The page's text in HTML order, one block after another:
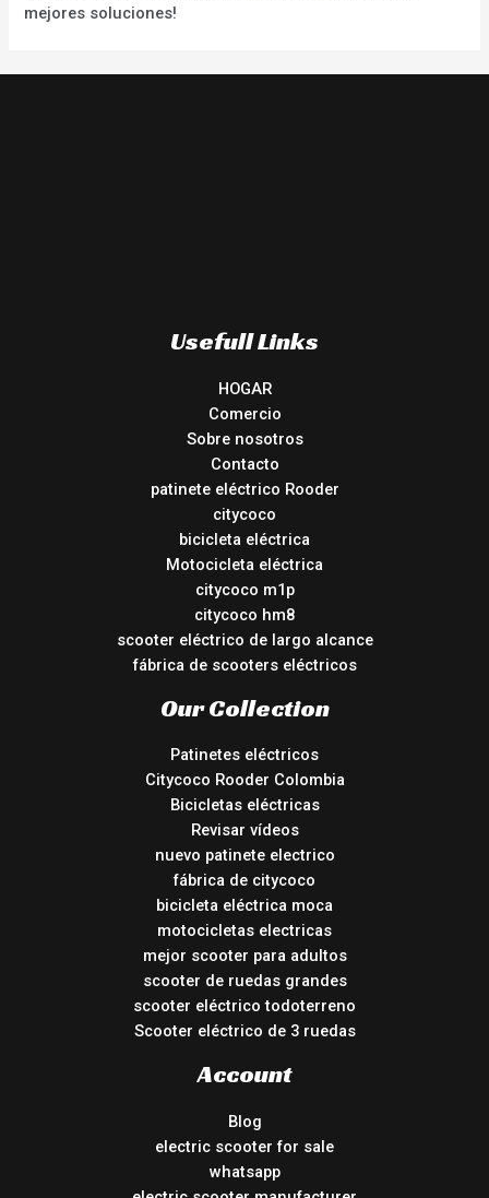
mejores soluciones!
Usefull Links
HOGAR
Comercio
Sobre nosotros
Contacto
patinete eléctrico Rooder
citycoco
bicicleta eléctrica
Motocicleta eléctrica
citycoco m1p
citycoco hm8
scooter eléctrico de largo alcance
fábrica de scooters eléctricos
Our Collection
Patinetes eléctricos
Citycoco Rooder Colombia
Bicicletas eléctricas
Revisar vídeos
nuevo patinete electrico
fábrica de citycoco
bicicleta eléctrica moca
motocicletas electricas
mejor scooter para adultos
scooter de ruedas grandes
scooter eléctrico todoterreno
Scooter eléctrico de 3 ruedas
Account
Blog
electric scooter for sale
whatsapp